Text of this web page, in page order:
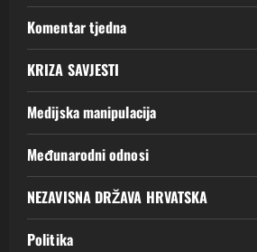
Komentar tjedna
KRIZA SAVJESTI
Medijska manipulacija
Međunarodni odnosi
NEZAVISNA DRŽAVA HRVATSKA
Politika